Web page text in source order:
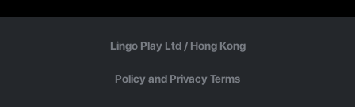
Lingo Play Ltd / Hong Kong
Policy and Privacy Terms